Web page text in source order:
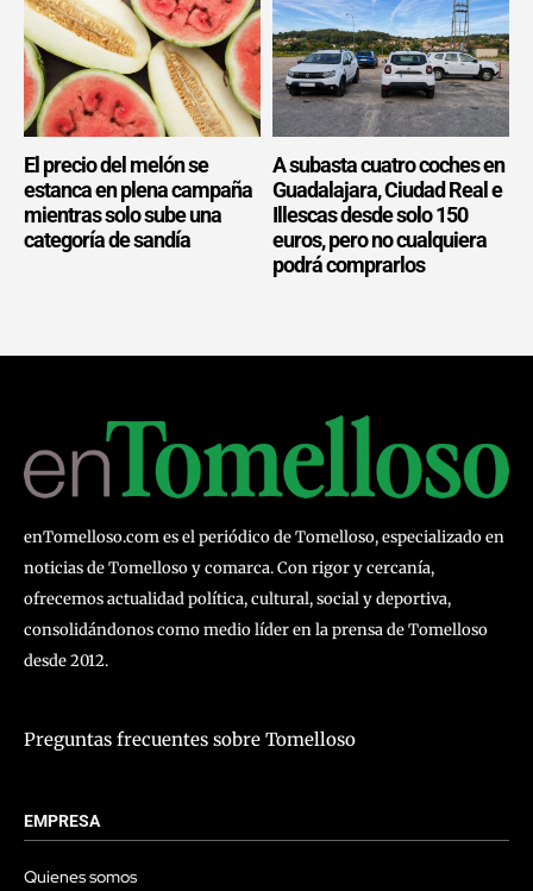
El precio del melón se
estanca en plena campaña
mientras solo sube una
categoría de sandía
A subasta cuatro coches en
Guadalajara, Ciudad Real e
Illescas desde solo 150
euros, pero no cualquiera
podrá comprarlos
enTomelloso.com es el periódico de Tomelloso, especializado en
noticias de Tomelloso y comarca. Con rigor y cercanía,
ofrecemos actualidad política, cultural, social y deportiva,
consolidándonos como medio líder en la prensa de Tomelloso
desde 2012.
Preguntas frecuentes sobre Tomelloso
EMPRESA
Quienes somos